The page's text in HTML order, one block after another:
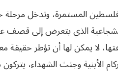
المستمرة، وتدخل مرحلة
الذي يتعرض إلى
لا يمكن لها أن تؤطر حقيقة
وجثث الشهداء، يتركون